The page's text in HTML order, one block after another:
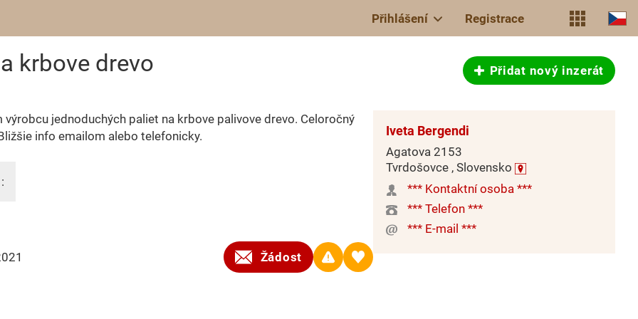
Přihlášení Registrace
krbove drevo Přidat nový inzerát
výrobcu jednoduchých paliet na krbove palivove drevo. Celoročný
info emailom alebo telefonicky.
Žádost
Iveta Bergendi
Agatova 2153
Tvrdošovce , Slovensko
*** Kontaktní osoba ***
*** Telefon ***
*** E-mail ***